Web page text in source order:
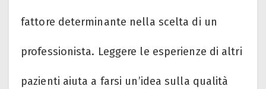
fattore determinante nella scelta di un
professionista. Leggere le esperienze di altri
pazienti aiuta a farsi un’idea sulla qualità